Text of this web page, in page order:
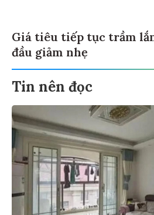
Giá tiêu tiếp tục trầm
đầu giảm nhẹ
Tin nên đọc